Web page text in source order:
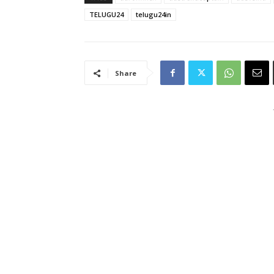
TELUGU24
telugu24in
Share